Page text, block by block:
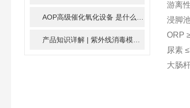
2024-01-16
游离
浸脚
ORP
尿素
大肠